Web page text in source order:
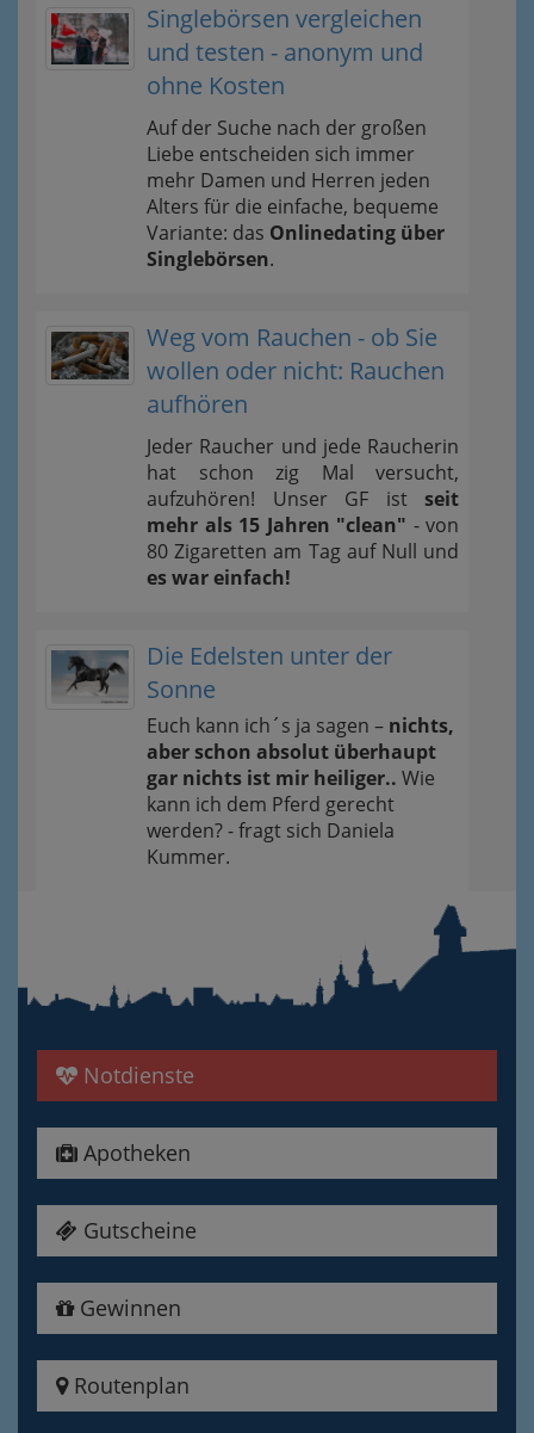
Singlebörsen vergleichen
und testen - anonym und
ohne Kosten
Auf der Suche nach der großen
Liebe entscheiden sich immer
mehr Damen und Herren jeden
Alters für die einfache, bequeme
Variante: das Onlinedating über
Singlebörsen.
Weg vom Rauchen - ob Sie
wollen oder nicht: Rauchen
aufhören
Jeder Raucher und jede Raucherin
hat schon zig Mal versucht,
aufzuhören! Unser GF ist seit
mehr als 15 Jahren "clean" - von
80 Zigaretten am Tag auf Null und
es war einfach!
Die Edelsten unter der
Sonne
Euch kann ich´s ja sagen – nichts,
aber schon absolut überhaupt
gar nichts ist mir heiliger.. Wie
kann ich dem Pferd gerecht
werden? - fragt sich Daniela
Kummer.
Notdienste
Apotheken
Gutscheine
Gewinnen
Routenplan